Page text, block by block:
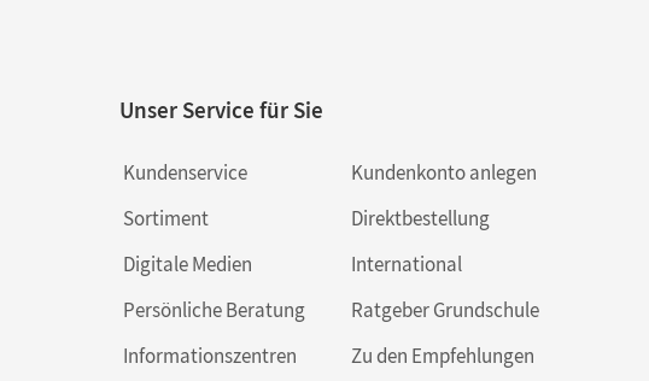
Unser Service für Sie
Kundenservice
Sortiment
Digitale Medien
Persönliche Beratung
Informationszentren
Kundenkonto anlegen
Direktbestellung
International
Ratgeber Grundschule
Zu den Empfehlungen